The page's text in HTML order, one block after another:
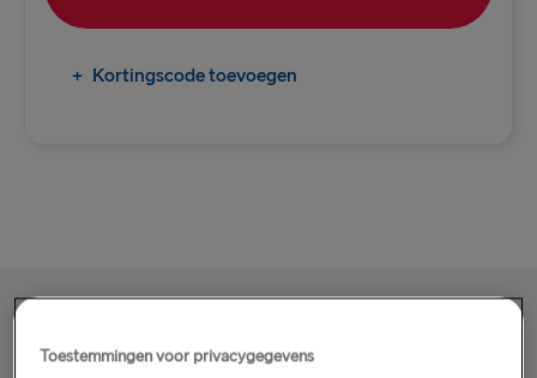
Holyhead → Dublin
Fishguard → Rosslare
+ Kortingscode toevoegen
Updates voor afvaart
Toestemmingen voor privacygegevens